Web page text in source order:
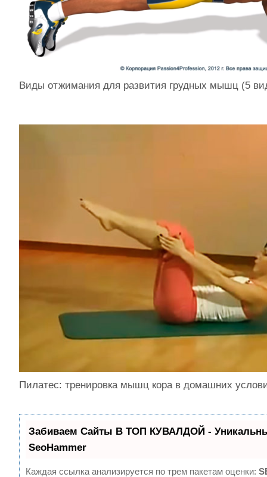
Виды отжимания для развития грудных мышц (5
Пилатес: тренировка мышц кора в домашних
Забиваем Сайты В ТОП КУВАЛДОЙ -
SeoHammer
Каждая ссылка анализируется по трем пакетам оценки: